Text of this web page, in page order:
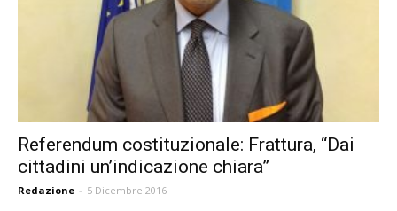
Referendum costituzionale: Frattura, “Dai
cittadini un’indicazione chiara”
Redazione - 5 Dicembre 2016